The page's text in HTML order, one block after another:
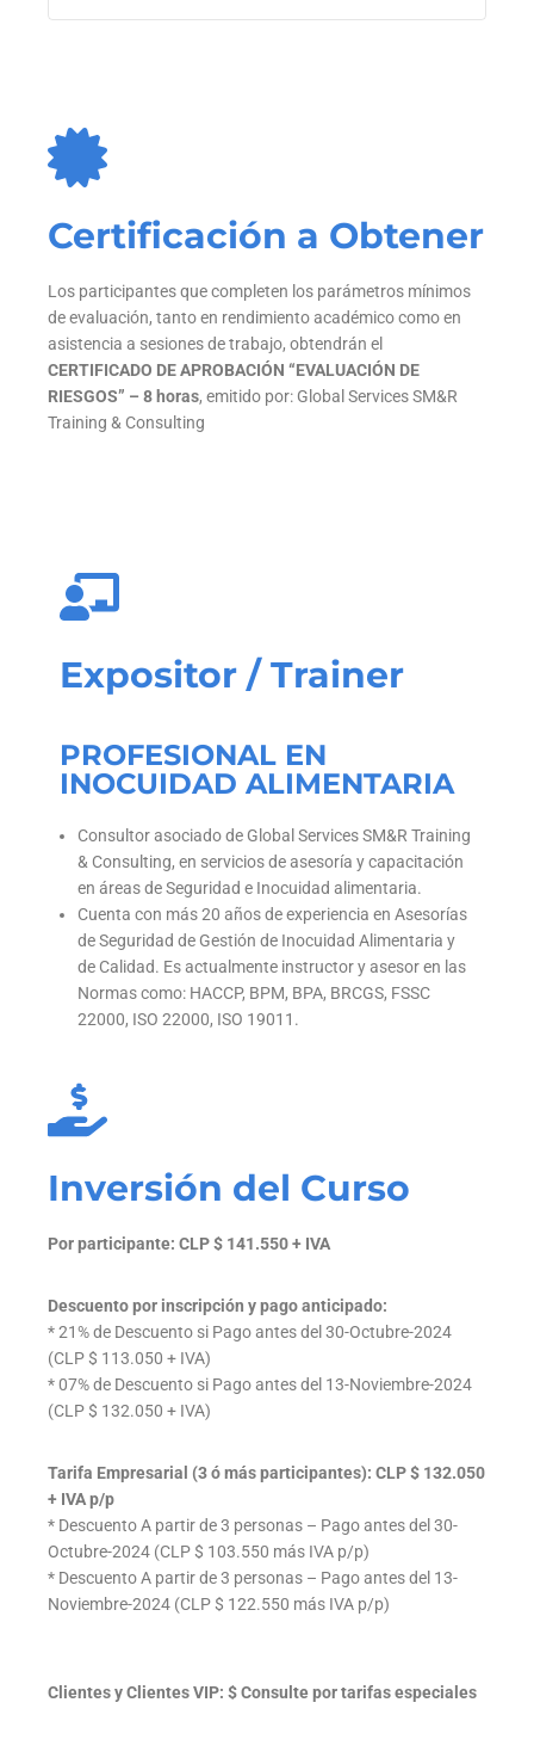
Certificación a Obtener
Los participantes que completen los parámetros mínimos
de evaluación, tanto en rendimiento académico como en
asistencia a sesiones de trabajo, obtendrán el
CERTIFICADO DE APROBACIÓN “EVALUACIÓN DE
RIESGOS” – 8 horas, emitido por: Global Services SM&R
Training & Consulting
Expositor / Trainer
PROFESIONAL EN
INOCUIDAD ALIMENTARIA
Consultor asociado de Global Services SM&R Training
& Consulting, en servicios de asesoría y capacitación
en áreas de Seguridad e Inocuidad alimentaria.
Cuenta con más 20 años de experiencia en Asesorías
de Seguridad de Gestión de Inocuidad Alimentaria y
de Calidad. Es actualmente instructor y asesor en las
Normas como: HACCP, BPM, BPA, BRCGS, FSSC
22000, ISO 22000, ISO 19011.
Inversión del Curso
Por participante: CLP $ 141.550 + IVA
Descuento por inscripción y pago anticipado:
* 21% de Descuento si Pago antes del 30-Octubre-2024
(CLP $ 113.050 + IVA)
* 07% de Descuento si Pago antes del 13-Noviembre-2024
(CLP $ 132.050 + IVA)
Tarifa Empresarial (3 ó más participantes): CLP $ 132.050
+ IVA p/p
* Descuento A partir de 3 personas – Pago antes del 30-
Octubre-2024 (CLP $ 103.550 más IVA p/p)
* Descuento A partir de 3 personas – Pago antes del 13-
Noviembre-2024 (CLP $ 122.550 más IVA p/p)
Clientes y Clientes VIP: $ Consulte por tarifas especiales